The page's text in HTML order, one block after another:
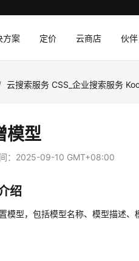
方案 定价 云商店 伙伴
云搜索服务 CSS_企业搜索服务
模型
： 2025-09-10 GMT+08:00
绍
模型，包括模型名称、模型描述、